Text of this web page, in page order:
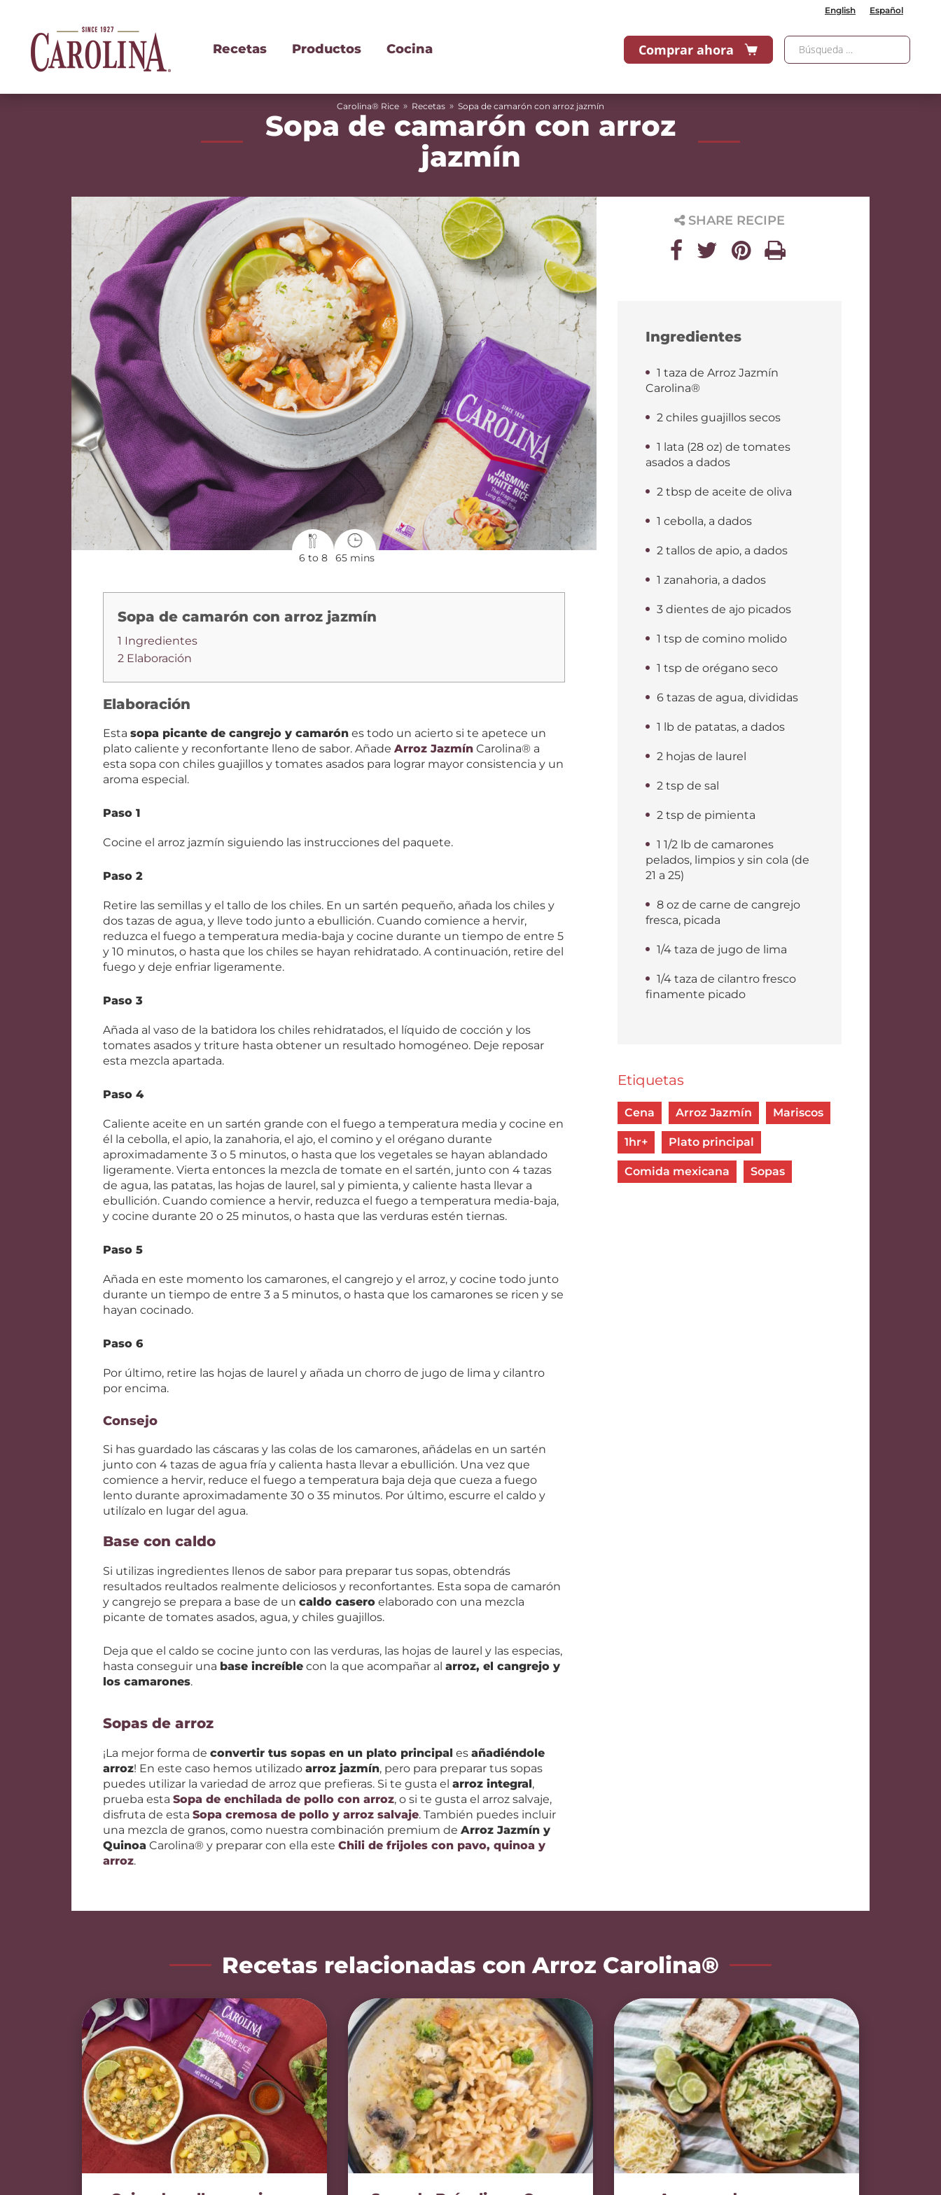
English Español
Recetas Productos Cocina Comprar ahora
Carolina® Rice » Recetas » Sopa de camarón con arroz jazmín
Sopa de camarón con arroz
jazmín
6 to 8 65 mins
SHARE RECIPE
Ingredientes
1 taza de Arroz Jazmín
Carolina®
2 chiles guajillos secos
1 lata (28 oz) de tomates
asados a dados
2 tbsp de aceite de oliva
1 cebolla, a dados
2 tallos de apio, a dados
1 zanahoria, a dados
3 dientes de ajo picados
1 tsp de comino molido
1 tsp de orégano seco
6 tazas de agua, divididas
1 lb de patatas, a dados
2 hojas de laurel
2 tsp de sal
2 tsp de pimienta
1 1/2 lb de camarones
pelados, limpios y sin cola (de
21 a 25)
8 oz de carne de cangrejo
fresca, picada
1/4 taza de jugo de lima
1/4 taza de cilantro fresco
finamente picado
Etiquetas
Cena Arroz Jazmín Mariscos
1hr+ Plato principal
Comida mexicana Sopas
Sopa de camarón con arroz jazmín
1 Ingredientes
2 Elaboración
Elaboración
Esta sopa picante de cangrejo y camarón es todo un acierto si te apetece un
plato caliente y reconfortante lleno de sabor. Añade Arroz Jazmín Carolina® a
esta sopa con chiles guajillos y tomates asados para lograr mayor consistencia y un
aroma especial.
Paso 1
Cocine el arroz jazmín siguiendo las instrucciones del paquete.
Paso 2
Retire las semillas y el tallo de los chiles. En un sartén pequeño, añada los chiles y
dos tazas de agua, y lleve todo junto a ebullición. Cuando comience a hervir,
reduzca el fuego a temperatura media-baja y cocine durante un tiempo de entre 5
y 10 minutos, o hasta que los chiles se hayan rehidratado. A continuación, retire del
fuego y deje enfriar ligeramente.
Paso 3
Añada al vaso de la batidora los chiles rehidratados, el líquido de cocción y los
tomates asados y triture hasta obtener un resultado homogéneo. Deje reposar
esta mezcla apartada.
Paso 4
Caliente aceite en un sartén grande con el fuego a temperatura media y cocine en
él la cebolla, el apio, la zanahoria, el ajo, el comino y el orégano durante
aproximadamente 3 o 5 minutos, o hasta que los vegetales se hayan ablandado
ligeramente. Vierta entonces la mezcla de tomate en el sartén, junto con 4 tazas
de agua, las patatas, las hojas de laurel, sal y pimienta, y caliente hasta llevar a
ebullición. Cuando comience a hervir, reduzca el fuego a temperatura media-baja,
y cocine durante 20 o 25 minutos, o hasta que las verduras estén tiernas.
Paso 5
Añada en este momento los camarones, el cangrejo y el arroz, y cocine todo junto
durante un tiempo de entre 3 a 5 minutos, o hasta que los camarones se ricen y se
hayan cocinado.
Paso 6
Por último, retire las hojas de laurel y añada un chorro de jugo de lima y cilantro
por encima.
Consejo
Si has guardado las cáscaras y las colas de los camarones, añádelas en un sartén
junto con 4 tazas de agua fría y calienta hasta llevar a ebullición. Una vez que
comience a hervir, reduce el fuego a temperatura baja deja que cueza a fuego
lento durante aproximadamente 30 o 35 minutos. Por último, escurre el caldo y
utilízalo en lugar del agua.
Base con caldo
Si utilizas ingredientes llenos de sabor para preparar tus sopas, obtendrás
resultados reultados realmente deliciosos y reconfortantes. Esta sopa de camarón
y cangrejo se prepara a base de un caldo casero elaborado con una mezcla
picante de tomates asados, agua, y chiles guajillos.
Deja que el caldo se cocine junto con las verduras, las hojas de laurel y las especias,
hasta conseguir una base increíble con la que acompañar al arroz, el cangrejo y
los camarones.
Sopas de arroz
¡La mejor forma de convertir tus sopas en un plato principal es añadiéndole
arroz! En este caso hemos utilizado arroz jazmín, pero para preparar tus sopas
puedes utilizar la variedad de arroz que prefieras. Si te gusta el arroz integral,
prueba esta Sopa de enchilada de pollo con arroz, o si te gusta el arroz salvaje,
disfruta de esta Sopa cremosa de pollo y arroz salvaje. También puedes incluir
una mezcla de granos, como nuestra combinación premium de Arroz Jazmín y
Quinoa Carolina® y preparar con ella este Chili de frijoles con pavo, quinoa y
arroz.
Recetas relacionadas con Arroz Carolina®